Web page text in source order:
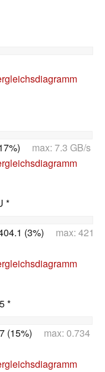
max: 7.3 GB/s
*
(3%) max: 421
*
(15%) max: 0.734